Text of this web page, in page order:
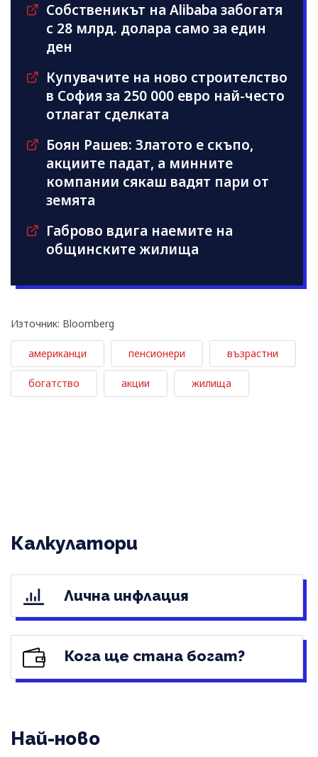
Собственикът на Alibaba забогатя
с 28 млрд. долара само за един
ден
Купувачите на ново строителство
в София за 250 000 евро най-често
отлагат сделката
Боян Рашев: Златото е скъпо,
акциите падат, а минните
компании сякаш вадят пари от
земята
Габрово вдига наемите на
общинските жилища
Източник: Bloomberg
американци пенсионери възрастни
богатство акции жилища
Калкулатори
Лична инфлация
Кога ще стана богат?
Най-ново